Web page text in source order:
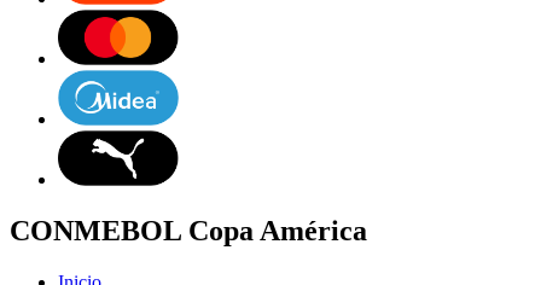
CONMEBOL Copa América